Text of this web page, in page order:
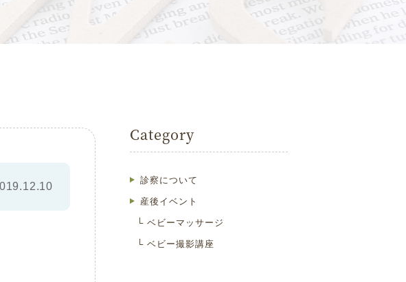
Category
診察について
産後イベント
ベビーマッサージ
ベビー撮影講座